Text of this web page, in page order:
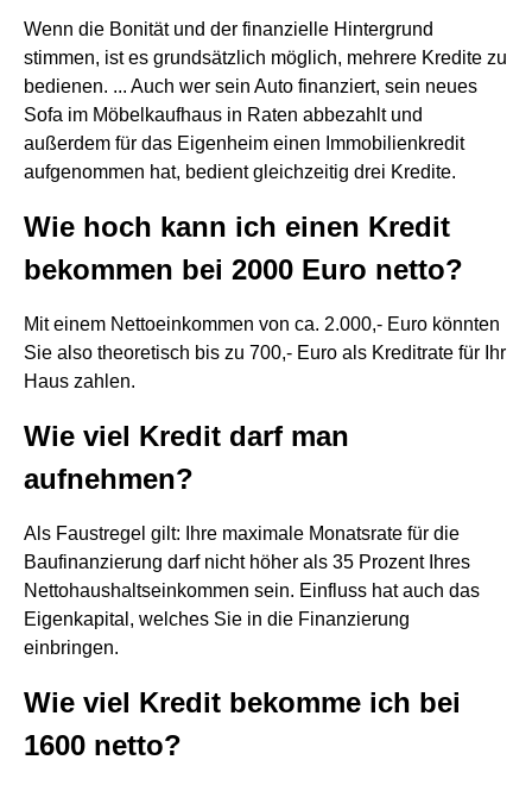
Wenn die Bonität und der finanzielle Hintergrund
stimmen, ist es grundsätzlich möglich, mehrere Kredite zu
bedienen. ... Auch wer sein Auto finanziert, sein neues
Sofa im Möbelkaufhaus in Raten abbezahlt und
außerdem für das Eigenheim einen Immobilienkredit
aufgenommen hat, bedient gleichzeitig drei Kredite.
Wie hoch kann ich einen Kredit
bekommen bei 2000 Euro netto?
Mit einem Nettoeinkommen von ca. 2.000,- Euro könnten
Sie also theoretisch bis zu 700,- Euro als Kreditrate für Ihr
Haus zahlen.
Wie viel Kredit darf man
aufnehmen?
Als Faustregel gilt: Ihre maximale Monatsrate für die
Baufinanzierung darf nicht höher als 35 Prozent Ihres
Nettohaushaltseinkommen sein. Einfluss hat auch das
Eigenkapital, welches Sie in die Finanzierung
einbringen.
Wie viel Kredit bekomme ich bei
1600 netto?